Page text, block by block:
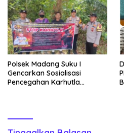
Polsek Madang Suku I
Gencarkan Sosialisasi
Pencegahan Karhutla